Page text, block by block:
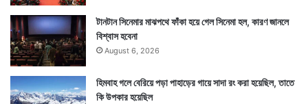
টানটান সিনেমার মাঝপথে ফাঁকা হয়ে গেল সিনেমা হল, কারণ জানলে
বিশ্বাস হবেনা
August 6, 2026
হিমবাহ গলে বেরিয়ে পড়া পাহাড়ের গায়ে সাদা রং করা হয়েছিল, তাতে
কি উপকার হয়েছিল